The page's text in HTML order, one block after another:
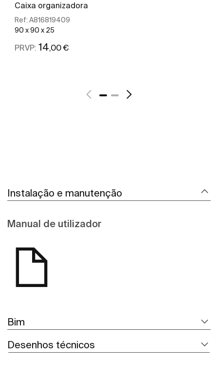
Caixa organizadora
Ref: A816819409
90 x 90 x 25
PRVP: 14,00 €
Instalação e manutenção
Manual de utilizador
Bim
Desenhos técnicos